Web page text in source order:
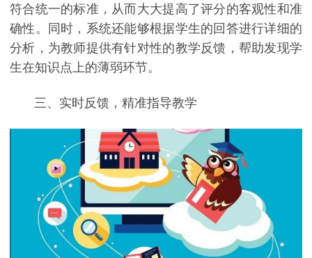
符合统一的标准，从而大大提高了评分的客观性和准
确性。同时，系统还能够根据学生的回答进行详细的
分析，为教师提供有针对性的教学反馈，帮助发现学
生在知识点上的薄弱环节。
三、实时反馈，精准指导教学